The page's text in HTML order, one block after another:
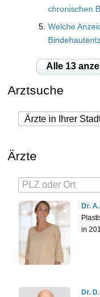
chronischen
Welche
Alle 13
Arztsuche
Ärzte
Dr.
in
Dr.